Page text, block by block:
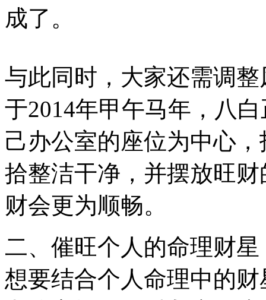
成了。
与此同时，大家还需调
于2014年甲午马年，八
己办公室的座位为中心
拾整洁干净，并摆放旺
财会更为顺畅。
二、催旺个人的命理财星
想要结合个人命理中的